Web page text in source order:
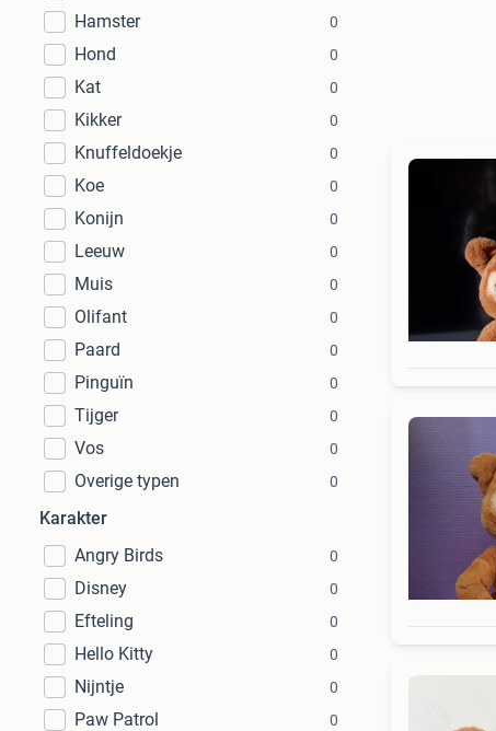
Hamster 0
Hond 0
Kat 0
Kikker 0
Knuffeldoekje 0
Koe 0
Konijn 0
Leeuw 0
Muis 0
Olifant 0
Paard 0
Pinguïn 0
Tijger 0
Vos 0
Overige typen 0
Karakter
Angry Birds
0
Disney 0
Efteling 0
Hello Kitty 0
Nijntje 0
Paw Patrol 0